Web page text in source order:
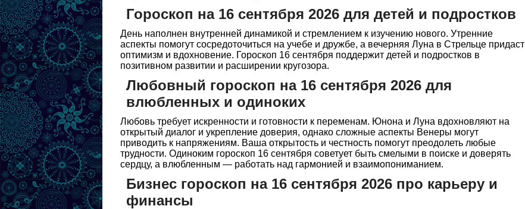
Гороскоп на 16 сентября 2026 для детей и подростков
День наполнен внутренней динамикой и стремлением к изучению нового. Утренние
аспекты помогут сосредоточиться на учебе и дружбе, а вечерняя Луна в Стрельце придаст
оптимизм и вдохновение. Гороскоп 16 сентября поддержит детей и подростков в
позитивном развитии и расширении кругозора.
Любовный гороскоп на 16 сентября 2026 для
влюбленных и одиноких
Любовь требует искренности и готовности к переменам. Юнона и Луна вдохновляют на
открытый диалог и укрепление доверия, однако сложные аспекты Венеры могут
приводить к напряжениям. Ваша открытость и честность помогут преодолеть любые
трудности. Одиноким гороскоп 16 сентября советует быть смелыми в поиске и доверять
сердцу, а влюбленным — работать над гармонией и взаимопониманием.
Бизнес гороскоп на 16 сентября 2026 про карьеру и
финансы